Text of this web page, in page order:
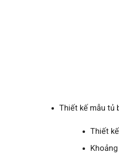
Thiết kế mẫu tủ
Thiết